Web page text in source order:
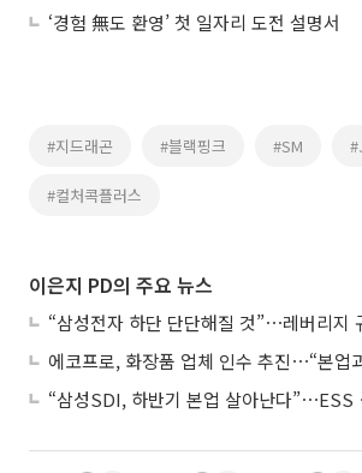
‘경험 無도 환영’ 첫 일자리 도전 설명서
#지드래곤 #블랙핑크 #SM
#컬처콕플러스
이은지 PD의 주요 뉴스